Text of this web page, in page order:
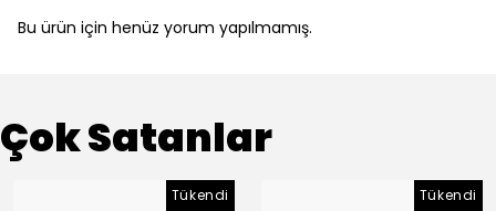
Bu ürün için henüz yorum yapılmamış.
Çok Satanlar
Tükendi Tükendi